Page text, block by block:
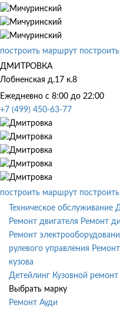
построить маршрут
ДМИТРОВКА
Лобненская д.17 к.8
Ежедневно с 8:00 до 22:00
+7 (499) 450-63-77
построить маршрут
Техническое обслуживание
Ремонт двигателя Ремонт
Ремонт
рулевого управления
кузова
Детейлинг Кузовной ремонт
Выбрать марку
Ремонт Ауди